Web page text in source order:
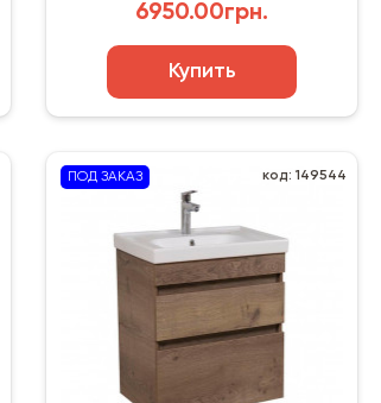
6950.00грн.
Купить
ПОД ЗАКАЗ код: 149544